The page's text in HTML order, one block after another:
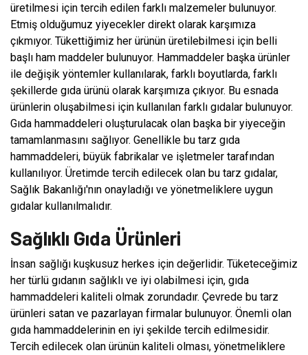
üretilmesi için tercih edilen farklı malzemeler bulunuyor.
Etmiş olduğumuz yiyecekler direkt olarak karşımıza
çıkmıyor. Tükettiğimiz her ürünün üretilebilmesi için belli
başlı ham maddeler bulunuyor. Hammaddeler başka ürünler
ile değişik yöntemler kullanılarak, farklı boyutlarda, farklı
şekillerde gıda ürünü olarak karşımıza çıkıyor. Bu esnada
ürünlerin oluşabilmesi için kullanılan farklı gıdalar bulunuyor.
Gıda hammaddeleri oluşturulacak olan başka bir yiyeceğin
tamamlanmasını sağlıyor. Genellikle bu tarz gıda
hammaddeleri, büyük fabrikalar ve işletmeler tarafından
kullanılıyor. Üretimde tercih edilecek olan bu tarz gıdalar,
Sağlık Bakanlığı'nın onayladığı ve yönetmeliklere uygun
gıdalar kullanılmalıdır.
Sağlıklı Gıda Ürünleri
İnsan sağlığı kuşkusuz herkes için değerlidir. Tüketeceğimiz
her türlü gıdanın sağlıklı ve iyi olabilmesi için, gıda
hammaddeleri kaliteli olmak zorundadır. Çevrede bu tarz
ürünleri satan ve pazarlayan firmalar bulunuyor. Önemli olan
gıda hammaddelerinin en iyi şekilde tercih edilmesidir.
Tercih edilecek olan ürünün kaliteli olması, yönetmeliklere